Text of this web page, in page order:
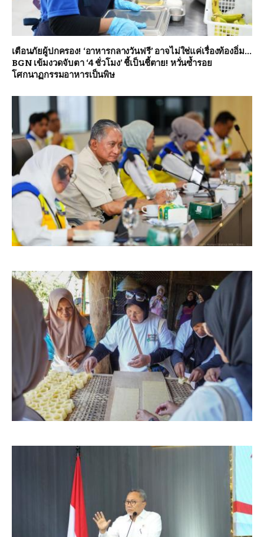
เตือนภัยผู้ปกครอง! ‘อาหารกลางวันฟรี’ อาจไม่ใช่แค่เรื่องท้องอิ่ม…
BGN เข้มงวดจับตา ‘4 ชั่วโมง’ ชี้เป็นชี้ตาย! หวั่นซ้ำรอย
โศกนาฏกรรมอาหารเป็นพิษ